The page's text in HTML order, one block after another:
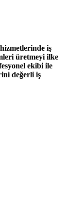
iş
üretmeyi ilke
ekibi ile
değerli iş